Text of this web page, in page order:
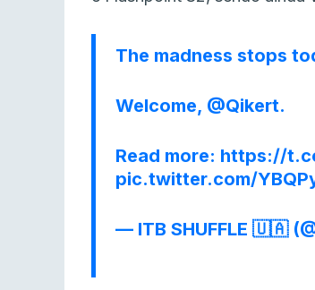
The madness stops
Welcome, @Qikert.
Read more: https://
pic.twitter.com/
— ITB SHUFFLE 🇺🇦